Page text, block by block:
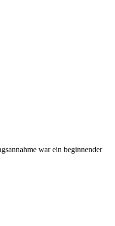
war ein beginnender